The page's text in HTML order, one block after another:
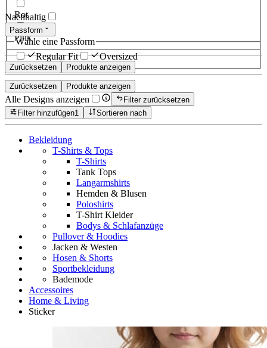
Rot
Pink
Zurücksetzen Produkte anzeigen
Nachhaltig
Passform
Wähle eine Passform
Regular Fit
Oversized
Zurücksetzen Produkte anzeigen
Alle Designs anzeigen
Filter zurücksetzen
Filter hinzufügen1 Sortieren nach
Bekleidung
T-Shirts & Tops
T-Shirts
Tank Tops
Langarmshirts
Hemden & Blusen
Poloshirts
T-Shirt Kleider
Bodys & Schlafanzüge
Pullover & Hoodies
Jacken & Westen
Hosen & Shorts
Sportbekleidung
Bademode
Accessoires
Home & Living
Sticker